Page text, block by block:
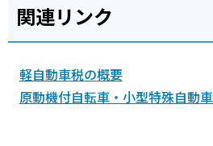
関連リンク
軽自動車税の概要
原動機付自転車・小型特殊自動